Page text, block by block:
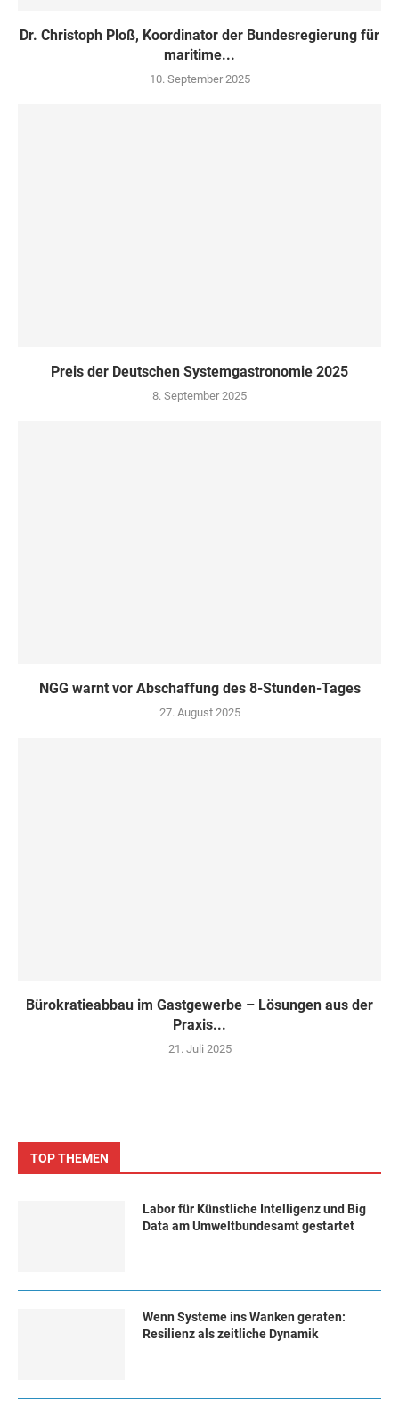
Dr. Christoph Ploß, Koordinator der Bundesregierung für
maritime...
10. September 2025
Preis der Deutschen Systemgastronomie 2025
8. September 2025
NGG warnt vor Abschaffung des 8-Stunden-Tages
27. August 2025
Bürokratieabbau im Gastgewerbe – Lösungen aus der
Praxis...
21. Juli 2025
TOP THEMEN
Labor für Künstliche Intelligenz und Big
Data am Umweltbundesamt gestartet
Wenn Systeme ins Wanken geraten:
Resilienz als zeitliche Dynamik